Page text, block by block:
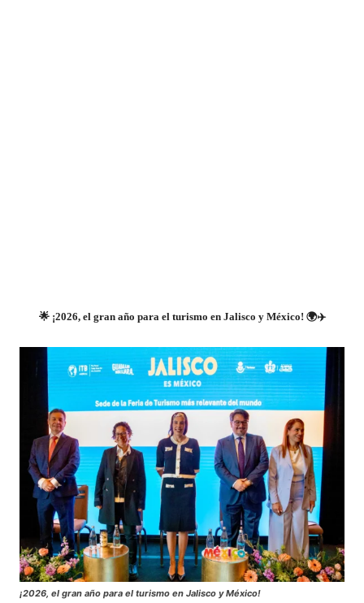
🌟¡2026, el gran año para el turismo en Jalisco y México! 🌍✈️
¡2026, el gran año para el turismo en Jalisco y México!